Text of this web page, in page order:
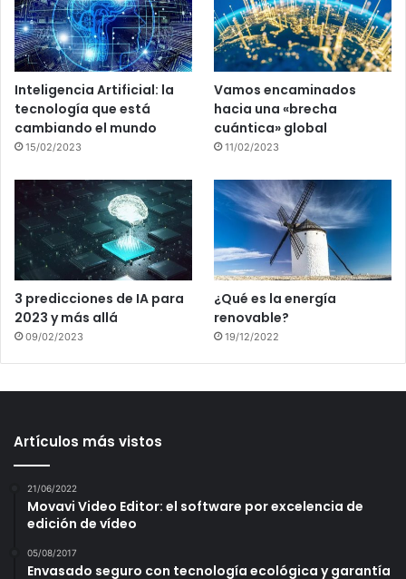
Inteligencia Artificial: la
tecnología que está
cambiando el mundo
15/02/2023
Vamos encaminados
hacia una «brecha
cuántica» global
11/02/2023
3 predicciones de IA para
2023 y más allá
09/02/2023
¿Qué es la energía
renovable?
19/12/2022
Artículos más vistos
21/06/2022
Movavi Video Editor: el software por excelencia de
edición de vídeo
05/08/2017
Envasado seguro con tecnología ecológica y garantía